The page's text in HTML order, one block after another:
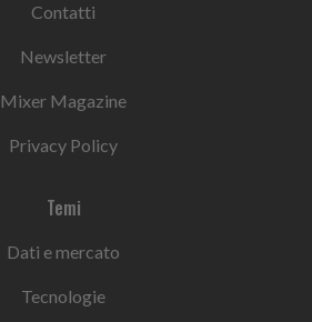
Contatti
Newsletter
Mixer Magazine
Privacy Policy
Temi
Dati e mercato
Tecnologie